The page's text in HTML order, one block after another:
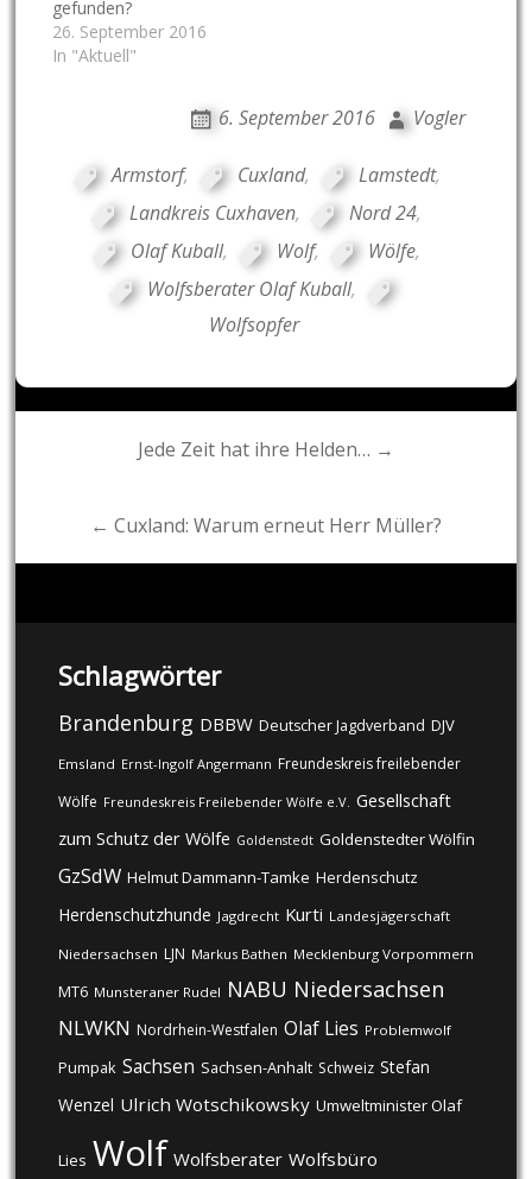
gefunden?
26. September 2016
In "Aktuell"
6. September 2016 Vogler
Armstorf, Cuxland, Lamstedt,
Landkreis Cuxhaven, Nord 24,
Olaf Kuball, Wolf, Wölfe,
Wolfsberater Olaf Kuball,
Wolfsopfer
Jede Zeit hat ihre Helden… →
← Cuxland: Warum erneut Herr Müller?
Schlagwörter
Brandenburg DBBW Deutscher Jagdverband DJV
Emsland Ernst-Ingolf Angermann Freundeskreis freilebender
Wölfe Freundeskreis Freilebender Wölfe e.V. Gesellschaft
zum Schutz der Wölfe Goldenstedt Goldenstedter Wölfin
GzSdW Helmut Dammann-Tamke Herdenschutz
Herdenschutzhunde Jagdrecht Kurti Landesjägerschaft
Niedersachsen LJN Markus Bathen Mecklenburg Vorpommern
MT6 Munsteraner Rudel NABU Niedersachsen
NLWKN Nordrhein-Westfalen Olaf Lies Problemwolf
Pumpak Sachsen Sachsen-Anhalt Schweiz Stefan
Wenzel Ulrich Wotschikowsky Umweltminister Olaf
Lies Wolf Wolfsberater Wolfsbüro